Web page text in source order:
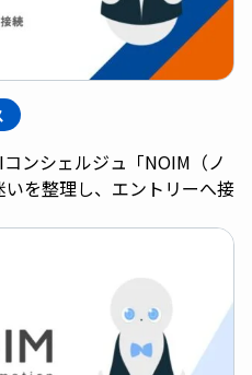
ンシェルジュ「NOIM（ノ
を整理し、エントリーへ接